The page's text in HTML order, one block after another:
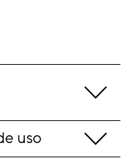
uso